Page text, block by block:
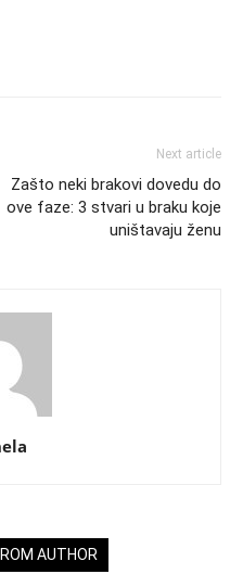
Next article
Zašto neki brakovi dovedu do
ove faze: 3 stvari u braku koje
uništavaju ženu
AUTHOR